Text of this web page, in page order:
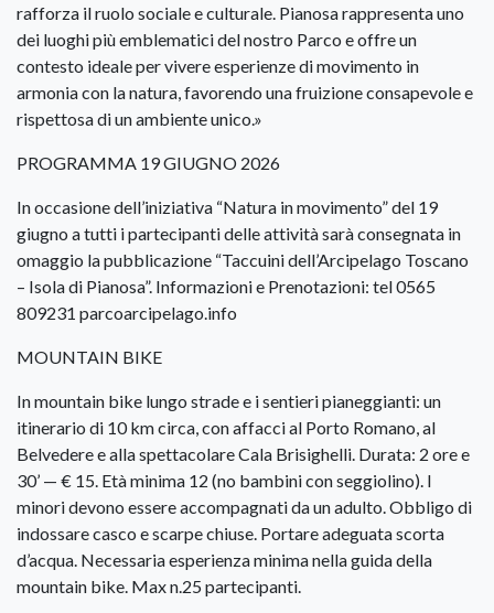
rafforza il ruolo sociale e culturale. Pianosa rappresenta uno
dei luoghi più emblematici del nostro Parco e offre un
contesto ideale per vivere esperienze di movimento in
armonia con la natura, favorendo una fruizione consapevole e
rispettosa di un ambiente unico.»
PROGRAMMA 19 GIUGNO 2026
In occasione dell’iniziativa “Natura in movimento” del 19
giugno a tutti i partecipanti delle attività sarà consegnata in
omaggio la pubblicazione “Taccuini dell’Arcipelago Toscano
– Isola di Pianosa”. Informazioni e Prenotazioni: tel 0565
809231 parcoarcipelago.info
MOUNTAIN BIKE
In mountain bike lungo strade e i sentieri pianeggianti: un
itinerario di 10 km circa, con affacci al Porto Romano, al
Belvedere e alla spettacolare Cala Brisighelli. Durata: 2 ore e
30’ — € 15. Età minima 12 (no bambini con seggiolino). I
minori devono essere accompagnati da un adulto. Obbligo di
indossare casco e scarpe chiuse. Portare adeguata scorta
d’acqua. Necessaria esperienza minima nella guida della
mountain bike. Max n.25 partecipanti.